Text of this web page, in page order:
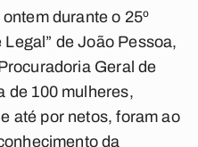
durante o 25º
de João Pessoa,
Geral de
de 100 mulheres,
até por netos, foram ao
da